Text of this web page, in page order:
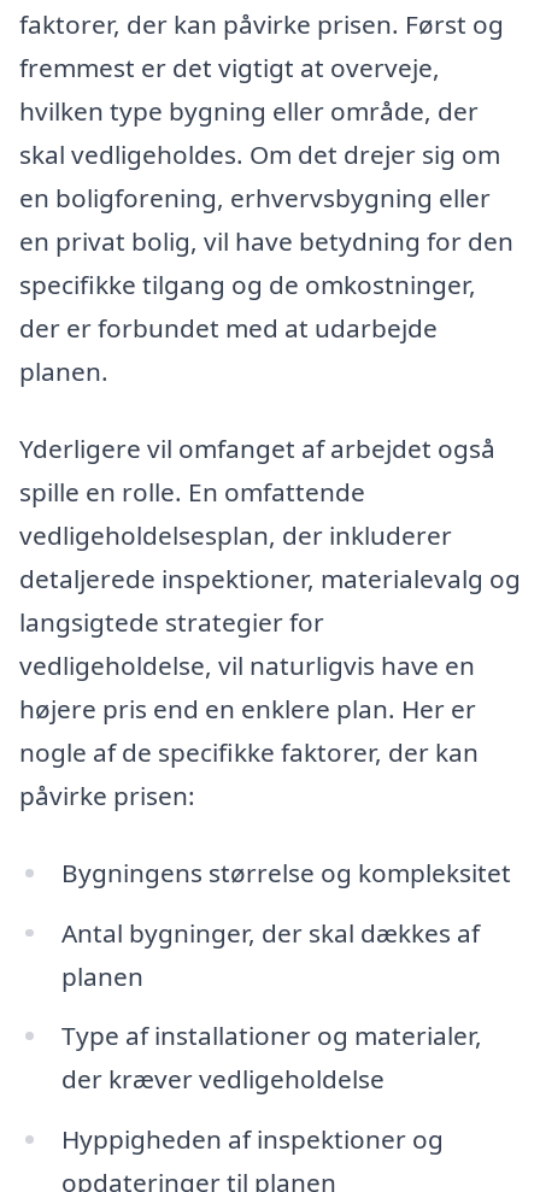
faktorer, der kan påvirke prisen. Først og
fremmest er det vigtigt at overveje,
hvilken type bygning eller område, der
skal vedligeholdes. Om det drejer sig om
en boligforening, erhvervsbygning eller
en privat bolig, vil have betydning for den
specifikke tilgang og de omkostninger,
der er forbundet med at udarbejde
planen.
Yderligere vil omfanget af arbejdet også
spille en rolle. En omfattende
vedligeholdelsesplan, der inkluderer
detaljerede inspektioner, materialevalg og
langsigtede strategier for
vedligeholdelse, vil naturligvis have en
højere pris end en enklere plan. Her er
nogle af de specifikke faktorer, der kan
påvirke prisen:
Bygningens størrelse og kompleksitet
Antal bygninger, der skal dækkes af
planen
Type af installationer og materialer,
der kræver vedligeholdelse
Hyppigheden af inspektioner og
opdateringer til planen